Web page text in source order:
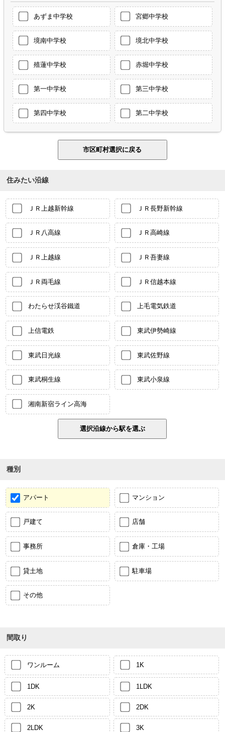
あずま中学校 宮郷中学校
境南中学校 境北中学校
殖蓮中学校 赤堀中学校
第一中学校 第三中学校
第四中学校 第二中学校
住みたい沿線
ＪＲ上越新幹線 ＪＲ長野新幹線
ＪＲ八高線 ＪＲ高崎線
ＪＲ上越線 ＪＲ吾妻線
ＪＲ両毛線 ＪＲ信越本線
わたらせ渓谷鐵道 上毛電気鉄道
上信電鉄 東武伊勢崎線
東武日光線 東武佐野線
東武桐生線 東武小泉線
湘南新宿ライン高海
種別
アパート マンション
戸建て 店舗
事務所 倉庫・工場
貸土地 駐車場
その他
間取り
ワンルーム 1K
1DK 1LDK
2K 2DK
2LDK 3K